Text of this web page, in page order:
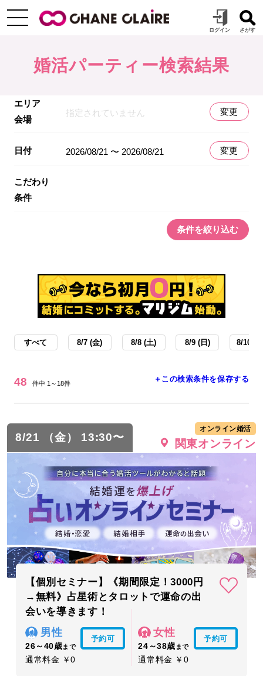
婚活パーティー検索結果
エリア
会場
指定されていません 変更
日付 2026/08/21 〜 2026/08/21 変更
こだわり
条件
条件を絞り込む
すべて 8/7 (金) 8/8 (土) 8/9 (日) 8/10 (
48 件中 1～18件 ＋この検索条件を保存する
8/21 （金） 13:30〜
オンライン婚活
関東オンライン
【個別セミナー】《期間限定！3000円
→無料》占星術とタロットで運命の出
会いを導きます！
男性
26～40歳まで
予約可
通常料金 ￥0
女性
24～38歳 まで
予約可
通常料金 ￥0